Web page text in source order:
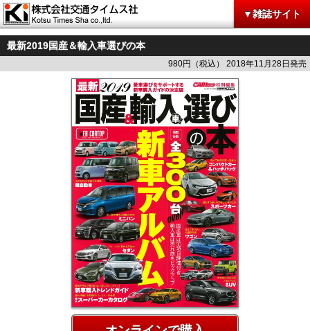
▼雑誌サイト
最新2019国産＆輸入車選びの本
980円（税込） 2018年11月28日発売